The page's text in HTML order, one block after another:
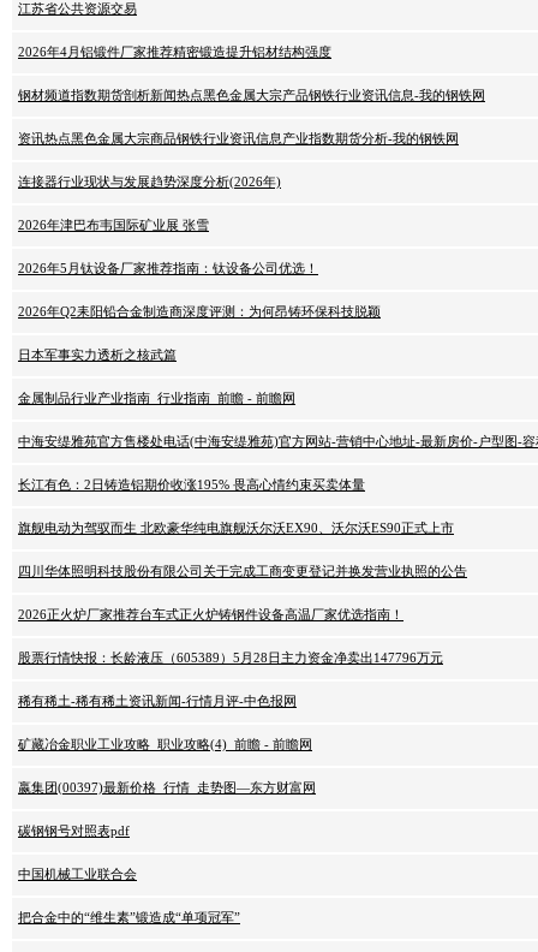
江苏省公共资源交易
2026年4月铝锻件厂家推荐精密锻造提升铝材结构强度
钢材频道指数期货剖析新闻热点黑色金属大宗产品钢铁行业资讯信息-我的钢铁网
资讯热点黑色金属大宗商品钢铁行业资讯信息产业指数期货分析-我的钢铁网
连接器行业现状与发展趋势深度分析(2026年)
2026年津巴布韦国际矿业展 张雪
2026年5月钛设备厂家推荐指南：钛设备公司优选！
2026年Q2耒阳铅合金制造商深度评测：为何昂铸环保科技脱颖
日本军事实力透析之核武篇
金属制品行业产业指南_行业指南_前瞻 - 前瞻网
中海安缇雅苑官方售楼处电话(中海安缇雅苑)官方网站-营销中心地址-最新房价-户型图-
长江有色：2日铸造铝期价收涨195% 畏高心情约束买卖体量
旗舰电动为驾驭而生 北欧豪华纯电旗舰沃尔沃EX90、沃尔沃ES90正式上市
四川华体照明科技股份有限公司关于完成工商变更登记并换发营业执照的公告
2026正火炉厂家推荐台车式正火炉铸钢件设备高温厂家优选指南！
股票行情快报：长龄液压（605389）5月28日主力资金净卖出147796万元
稀有稀土-稀有稀土资讯新闻-行情月评-中色报网
矿藏冶金职业工业攻略_职业攻略(4)_前瞻 - 前瞻网
嬴集团(00397)最新价格_行情_走势图—东方财富网
碳钢钢号对照表pdf
中国机械工业联合会
把合金中的“维生素”锻造成“单项冠军”